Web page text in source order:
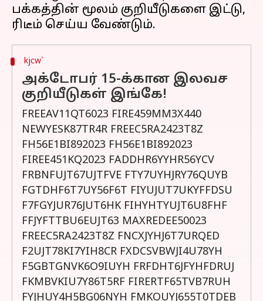
பக்கத்தின் மூலம் குறியீடுகளை இட்டு,
kjcw`
அக்டோபர் 15-க்கான இலவச
குறியீடுகள் இங்கே!
FREEAV11QT6023 FIRE459MM3X440
NEWYESK87TR4R FREEC5RA2423T8Z
FH56E1BI892023 FH56E1BI892023
FIREE451KQ2023 FADDHR6YYHR56YCV
FRBNFUJT67UJTFVE FTY7UYHJRY76QUYB
FGTDHF6T7UY56F6T FIYUJUT7UKYFFDSU
F7FGYJUR76JUT6HK FIHYHTYUJT6U8FHF
FFJYFTTBU6EUJT63 MAXREDEE50023
FREEC5RA2423T8Z FNCXJYHJ6T7URQED
F2UJT78KI7YIH8CR FXDCSVBWJI4U78YH
F5GBTGNVK6O9IUYH FRFDHT6JFYHFDRUJ
FKMBVKIU7Y86T5RF FIRERTF65TVB7RUH
FYJHUY4H5BG06NYH FMKOUYJ655T0TDEB